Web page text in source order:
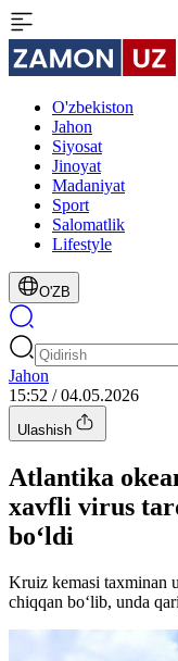
O'zbekiston
Jahon
Siyosat
Jinoyat
Madaniyat
Sport
Salomatlik
Lifestyle
O'ZB
Jahon
15:52 / 04.05.2026
Ulashish
Atlantika
xavfli virus
bo‘ldi
Kruiz kemasi taxminan
chiqqan bo‘lib, unda